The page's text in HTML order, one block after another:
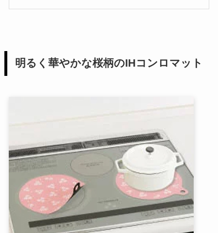
明るく華やかな桜柄のIHコンロマット